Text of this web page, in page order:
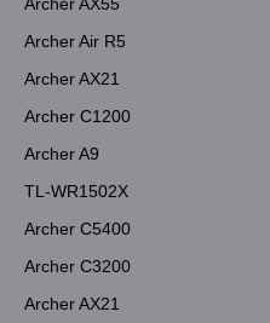
Archer Air R5
Archer AX21
Archer C1200
Archer A9
TL-WR1502X
Archer C5400
Archer C3200
Archer AX21